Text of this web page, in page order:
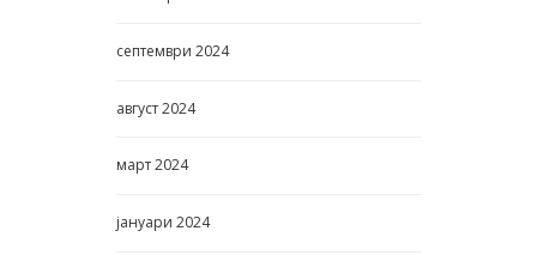
септември 2024
август2024
март2024
јануари 2024